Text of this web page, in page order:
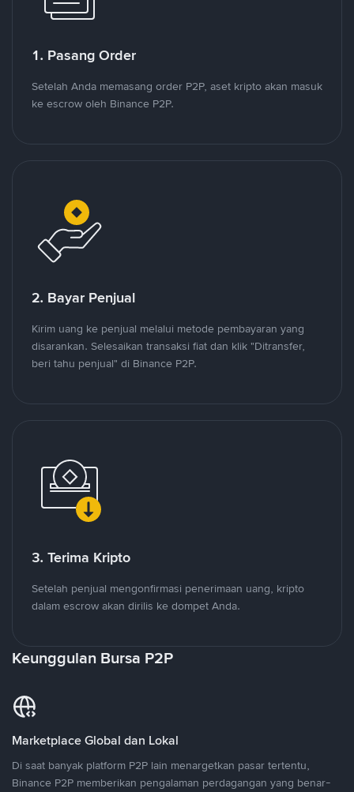
1. Pasang Order
Setelah Anda memasang order P2P, aset kripto akan masuk
ke escrow oleh Binance P2P.
2. Bayar Penjual
Kirim uang ke penjual melalui metode pembayaran yang
disarankan. Selesaikan transaksi fiat dan klik "Ditransfer,
beri tahu penjual" di Binance P2P.
3. Terima Kripto
Setelah penjual mengonfirmasi penerimaan uang, kripto
dalam escrow akan dirilis ke dompet Anda.
Keunggulan Bursa P2P
Marketplace Global dan Lokal
Di saat banyak platform P2P lain menargetkan pasar tertentu,
Binance P2P memberikan pengalaman perdagangan yang benar-